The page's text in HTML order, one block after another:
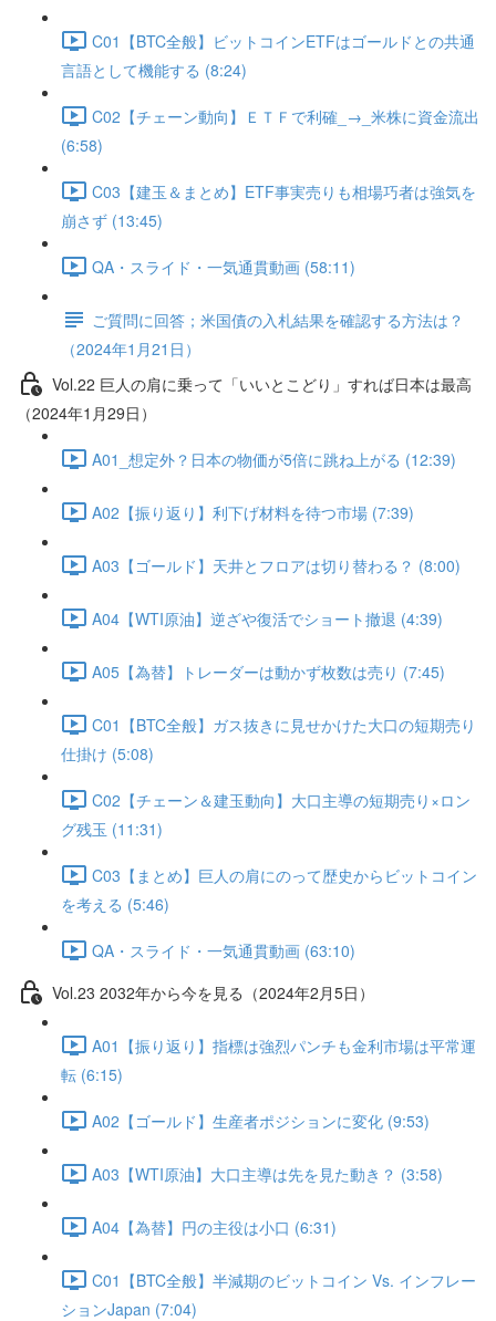
C01【BTC全般】ビットコインETFはゴールドとの共通
言語として機能する (8:24)
C02【チェーン動向】ＥＴＦで利確_→_米株に資金流出
(6:58)
C03【建玉＆まとめ】ETF事実売りも相場巧者は強気を
崩さず (13:45)
QA・スライド・一気通貫動画 (58:11)
ご質問に回答；米国債の入札結果を確認する方法は？
（2024年1月21日）
Vol.22 巨人の肩に乗って「いいとこどり」すれば日本は最高
（2024年1月29日）
A01_想定外？日本の物価が5倍に跳ね上がる (12:39)
A02【振り返り】利下げ材料を待つ市場 (7:39)
A03【ゴールド】天井とフロアは切り替わる？ (8:00)
A04【WTI原油】逆ざや復活でショート撤退 (4:39)
A05【為替】トレーダーは動かず枚数は売り (7:45)
C01【BTC全般】ガス抜きに見せかけた大口の短期売り
仕掛け (5:08)
C02【チェーン＆建玉動向】大口主導の短期売り×ロン
グ残玉 (11:31)
C03【まとめ】巨人の肩にのって歴史からビットコイン
を考える (5:46)
QA・スライド・一気通貫動画 (63:10)
Vol.23 2032年から今を見る（2024年2月5日）
A01【振り返り】指標は強烈パンチも金利市場は平常運
転 (6:15)
A02【ゴールド】生産者ポジションに変化 (9:53)
A03【WTI原油】大口主導は先を見た動き？ (3:58)
A04【為替】円の主役は小口 (6:31)
C01【BTC全般】半減期のビットコイン Vs. インフレー
ションJapan (7:04)